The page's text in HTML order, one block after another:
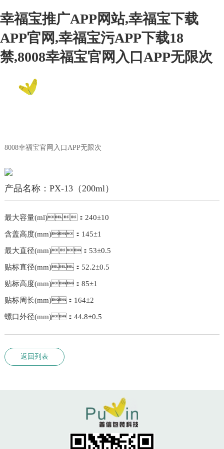
幸福宝推广APP网站,幸福宝下载
APP官网,幸福宝污APP下载18
禁,8008幸福宝官网入口APP无限次
8008幸福宝官网入口APP无限次
产品名称：PX-13（200ml）
最大容量(ml)：240±10
含盖高度(mm)：145±1
最大直径(mm)：53±0.5
贴标直径(mm)：52.2±0.5
贴标高度(mm)：85±1
贴标周长(mm)：164±2
螺口外径(mm)：44.8±0.5
返回列表